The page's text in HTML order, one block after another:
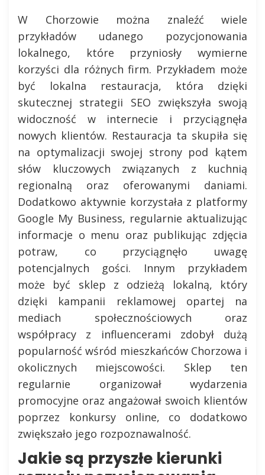
W Chorzowie można znaleźć wiele
przykładów udanego pozycjonowania
lokalnego, które przyniosły wymierne
korzyści dla różnych firm. Przykładem może
być lokalna restauracja, która dzięki
skutecznej strategii SEO zwiększyła swoją
widoczność w internecie i przyciągnęła
nowych klientów. Restauracja ta skupiła się
na optymalizacji swojej strony pod kątem
słów kluczowych związanych z kuchnią
regionalną oraz oferowanymi daniami.
Dodatkowo aktywnie korzystała z platformy
Google My Business, regularnie aktualizując
informacje o menu oraz publikując zdjęcia
potraw, co przyciągnęło uwagę
potencjalnych gości. Innym przykładem
może być sklep z odzieżą lokalną, który
dzięki kampanii reklamowej opartej na
mediach społecznościowych oraz
współpracy z influencerami zdobył dużą
popularność wśród mieszkańców Chorzowa i
okolicznych miejscowości. Sklep ten
regularnie organizował wydarzenia
promocyjne oraz angażował swoich klientów
poprzez konkursy online, co dodatkowo
zwiększało jego rozpoznawalność.
Jakie są przyszłe kierunki